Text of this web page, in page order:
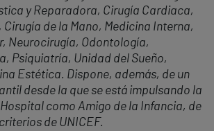
y Reparadora, Cirugía Cardiaca,
de la Mano, Medicina Interna,
Neurocirugía, Odontología,
Psiquiatría, Unidad del Sueño,
Estética. Dispone, además, de un
desde la que se está impulsando la
como Amigo de la Infancia, de
de UNICEF.